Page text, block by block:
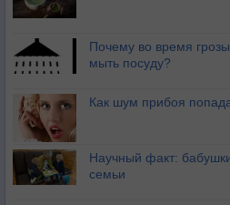
Почему во время
мыть посуду?
Как шум прибоя
Научный факт:
семьи